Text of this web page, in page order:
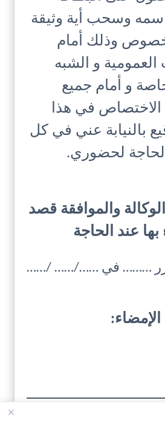
وسحب أية وثيقة
وذلك أمام
العمومية و الشبه
و أمام جميع
الاختصاص في هذا
بالنيابة عني في كل
لحضوري.
والموافقة قصد
بها عند الحاجة
……… في ……/…… /……
الإمضاء: